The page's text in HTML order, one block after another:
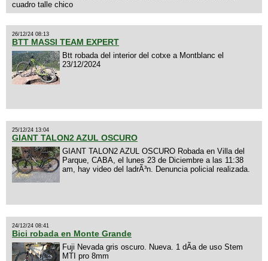
cuadro talle chico
26/12/24 08:13
BTT MASSI TEAM EXPERT
Btt robada del interior del cotxe a Montblanc el
23/12/2024
25/12/24 13:04
GIANT TALON2 AZUL OSCURO
GIANT TALON2 AZUL OSCURO Robada en Villa del
Parque, CABA, el lunes 23 de Diciembre a las 11:38
am, hay video del ladrÃ³n. Denuncia policial realizada.
24/12/24 08:41
Bici robada en Monte Grande
Fuji Nevada gris oscuro. Nueva. 1 dÃ­a de uso Stem
MTI pro 8mm